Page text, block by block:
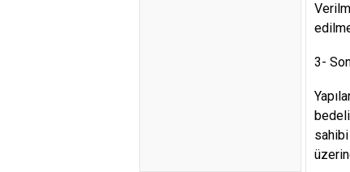
3-